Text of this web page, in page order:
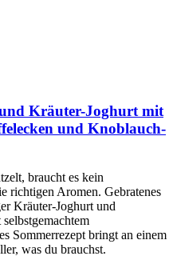
Kräuter-Joghurt mit
und Knoblauch-
braucht es kein
richtigen Aromen. Gebratenes
Kräuter-Joghurt und
Sommerrezept bringt an einem
was du brauchst.